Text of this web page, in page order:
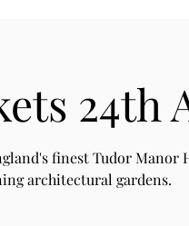
24th
finest Tudor Manor
architectural gardens.